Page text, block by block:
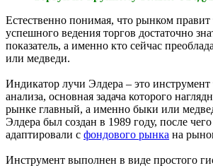
Естественно понимая, что рынком правит
успешного ведения торгов достаточно
показатель, а именно кто сейчас
или медведи.
Индикатор лучи Элдера – это инструмент
анализа, основная задача которого
рынке главный, а именно быки или
Элдера был создан в 1989 году, после
адаптировали с фондового рынка на
Инструмент выполнен в виде простого